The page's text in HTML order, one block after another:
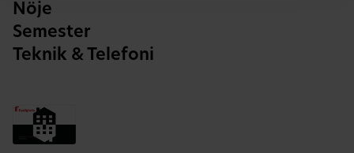
Nöje
Semester
Teknik & Telefoni